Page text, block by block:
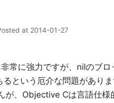
at 2014-01-27
常に強力ですが、nilのブロ
るという厄介な問題があり
が、Objective Cは言語仕様